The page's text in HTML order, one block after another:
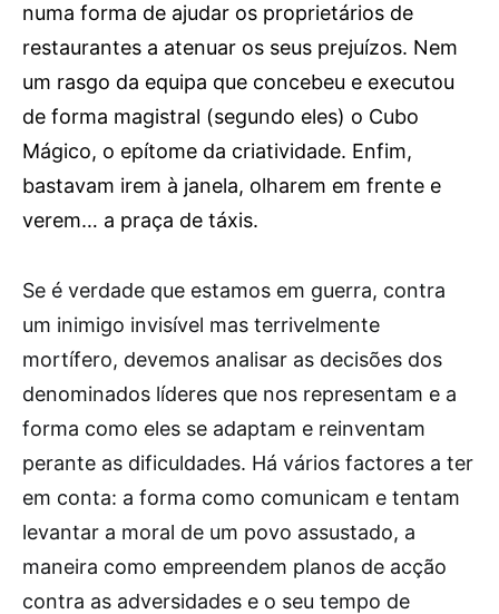
numa forma de ajudar os proprietários de
restaurantes a atenuar os seus prejuízos. Nem
um rasgo da equipa que concebeu e executou
de forma magistral (segundo eles) o Cubo
Mágico, o epítome da criatividade. Enfim,
bastavam irem à janela, olharem em frente e
verem… a praça de táxis.
Se é verdade que estamos em guerra, contra
um inimigo invisível mas terrivelmente
mortífero, devemos analisar as decisões dos
denominados líderes que nos representam e a
forma como eles se adaptam e reinventam
perante as dificuldades. Há vários factores a ter
em conta: a forma como comunicam e tentam
levantar a moral de um povo assustado, a
maneira como empreendem planos de acção
contra as adversidades e o seu tempo de